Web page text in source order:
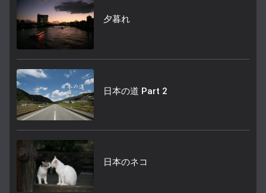
夕暮れ
日本の道 Part 2
日本のネコ